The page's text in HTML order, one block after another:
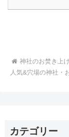
神社のお焚き上
人気&穴場の神社・
カテゴリー